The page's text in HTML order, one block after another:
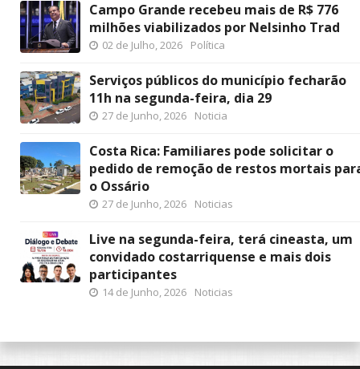
Campo Grande recebeu mais de R$ 776
milhões viabilizados por Nelsinho Trad
02 de Julho, 2026 Política
Serviços públicos do município fecharão
11h na segunda-feira, dia 29
27 de Junho, 2026 Noticia
Costa Rica: Familiares pode solicitar o
pedido de remoção de restos mortais
o Ossário
27 de Junho, 2026 Noticias
Live na segunda-feira, terá cineasta, um
convidado costarriquense e mais dois
participantes
14 de Junho, 2026 Noticias